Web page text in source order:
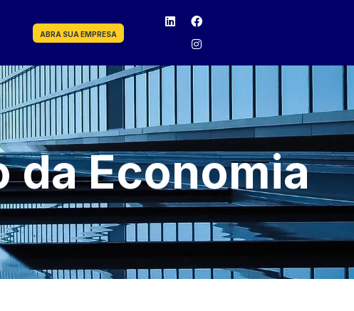
ABRA SUA EMPRESA
Economia